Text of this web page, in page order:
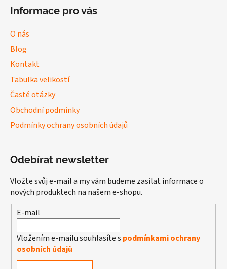
Informace pro vás
O nás
Blog
Kontakt
Tabulka velikostí
Časté otázky
Obchodní podmínky
Podmínky ochrany osobních údajů
Odebírat newsletter
Vložte svůj e-mail a my vám budeme zasílat informace o
nových produktech na našem e-shopu.
E-mail
Vložením e-mailu souhlasíte s podmínkami ochrany
osobních údajů